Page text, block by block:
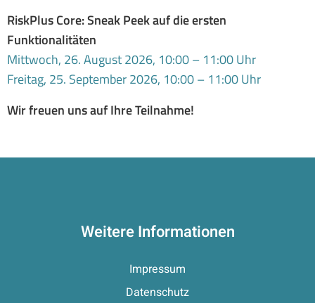
RiskPlus Core: Sneak Peek auf die ersten
Funktionalitäten
Mittwoch, 26. August 2026, 10:00 – 11:00 Uhr
Freitag, 25. September 2026, 10:00 – 11:00 Uhr
Wir freuen uns auf Ihre Teilnahme!
Weitere Informationen
Impressum
Datenschutz